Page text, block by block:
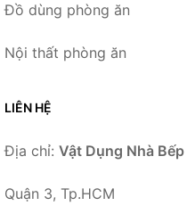
Đồ dùng phòng ăn
Nội thất phòng ăn
LIÊN HỆ
Địa chỉ: Vật Dụng Nhà Bếp
Quận 3, Tp.HCM